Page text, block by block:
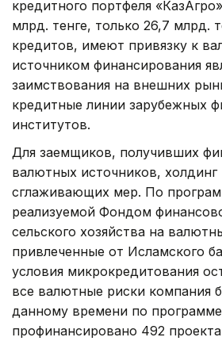
кредитного портфеля
млрд. тенге, только 26,7 млрд.
кредитов, имеют привязку к
источником финансирования
заимствования на внешних
кредитные линии зарубежных
институтов.
Для заемщиков, получивших
валютных источников, холдинг
сглаживающих мер. По
реализуемой Фондом
сельского хозяйства на
привлеченные от Исламского
условия микрокредитования
все валютные риски компания
данному времени по программе
профинансировано 492